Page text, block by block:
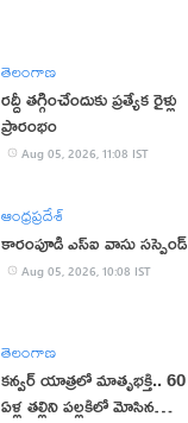
తెలంగాణ
రద్దీ తగ్గించేందుకు ప్రత్యేక రైళ్లు
ప్రారంభం
Aug 05, 2026, 11:08 IST
ఆంధ్రప్రదేశ్
కారంపూడి ఎస్ఐ వాసు స‌స్పెండ్‌
Aug 05, 2026, 10:08 IST
తెలంగాణ
కన్వర్ యాత్రలో మాతృభక్తి.. 60
ఏళ్ల తల్లిని పల్లకిలో మోసిన